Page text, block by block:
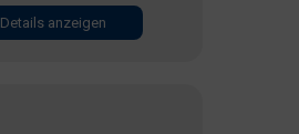
Details anzeigen